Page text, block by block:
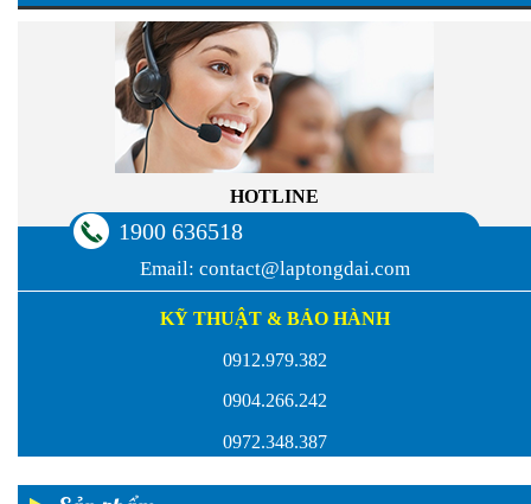
HOTLINE
1900 636518
Email: contact@laptongdai.com
KỸ THUẬT & BẢO HÀNH
0912.979.382
0904.266.242
0972.348.387